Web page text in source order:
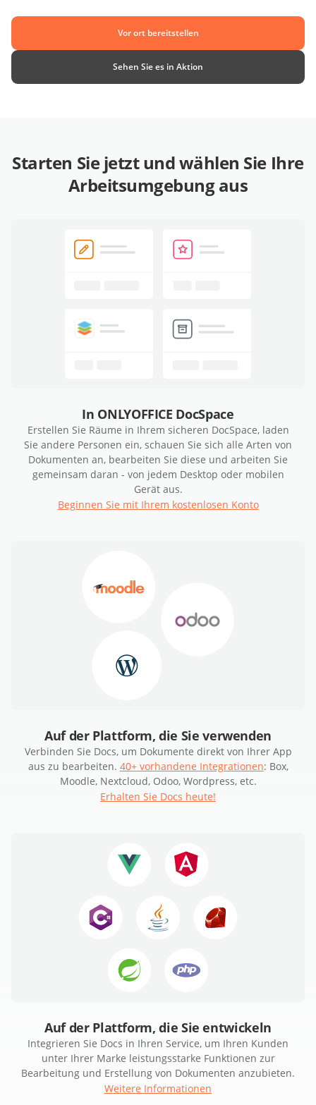
Vor ort bereitstellen
Sehen Sie es in Aktion
Starten Sie jetzt und wählen Sie Ihre
Arbeitsumgebung aus
In ONLYOFFICE DocSpace
Erstellen Sie Räume in Ihrem sicheren DocSpace, laden
Sie andere Personen ein, schauen Sie sich alle Arten von
Dokumenten an, bearbeiten Sie diese und arbeiten Sie
gemeinsam daran - von jedem Desktop oder mobilen
Gerät aus.
Beginnen Sie mit Ihrem kostenlosen Konto
Auf der Plattform, die Sie verwenden
Verbinden Sie Docs, um Dokumente direkt von Ihrer App
aus zu bearbeiten. 40+ vorhandene Integrationen: Box,
Moodle, Nextcloud, Odoo, Wordpress, etc.
Erhalten Sie Docs heute!
Auf der Plattform, die Sie entwickeln
Integrieren Sie Docs in Ihren Service, um Ihren Kunden
unter Ihrer Marke leistungsstarke Funktionen zur
Bearbeitung und Erstellung von Dokumenten anzubieten.
Weitere Informationen